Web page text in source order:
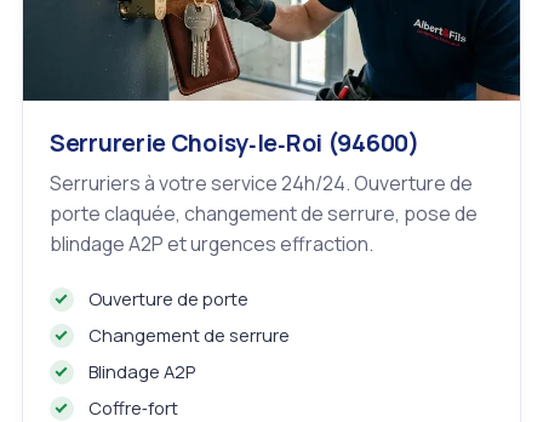
Serrurerie Choisy‑le‑Roi (94600)
Serruriers à votre service 24h/24. Ouverture de
porte claquée, changement de serrure, pose de
blindage A2P et urgences effraction.
Ouverture de porte
Changement de serrure
Blindage A2P
Coffre‑fort